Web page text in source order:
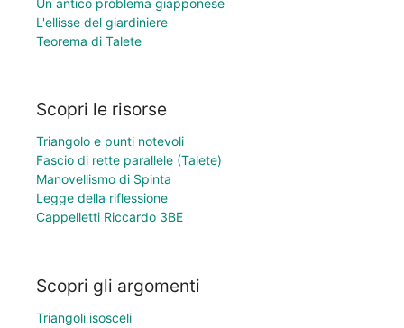
L'ellisse del giardiniere
Teorema di Talete
Scopri le risorse
Triangolo e punti notevoli
Fascio di rette parallele (Talete)
Manovellismo di Spinta
Legge della riflessione
Cappelletti Riccardo 3BE
Scopri gli argomenti
Triangoli isosceli